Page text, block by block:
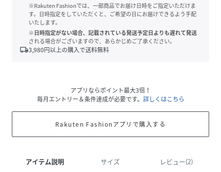
※Rakuten Fashionでは、一部商品でお届け日時をご指定いただけま
す。日時指定をしていただくと、ご希望の日にお届けできるよう手配
いたします。
※日時指定がない場合、記載されている発送予定日よりも遅れて発送
される場合がございますので、あらかじめご了承ください。
local_shipping3,980円以上の購入で送料無料
アプリならポイント最大3倍！
毎月エントリー＆条件達成が必要です。 詳しくはこちら
Rakuten Fashionアプリで購入する
アイテム説明 サイズ レビュー(2)